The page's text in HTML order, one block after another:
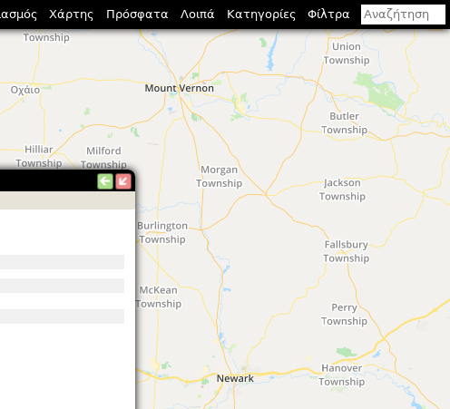
Χάρτης Πρόσφατα Λοιπά Κατηγορίες Φίλτρα